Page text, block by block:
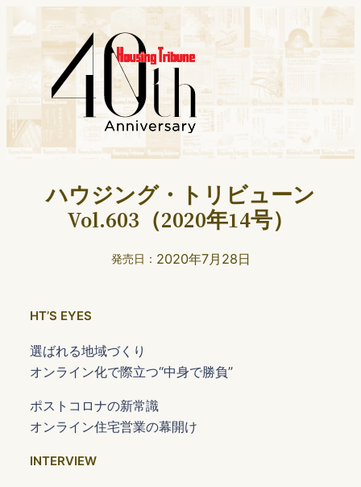
ハウジング・トリビューン
Vol.603（2020年14号）
発売日： 2020年7月28日
HTʼS EYES
選ばれる地域づくり
オンライン化で際立つ“中身で勝負”
ポストコロナの新常識
オンライン住宅営業の幕開け
INTERVIEW